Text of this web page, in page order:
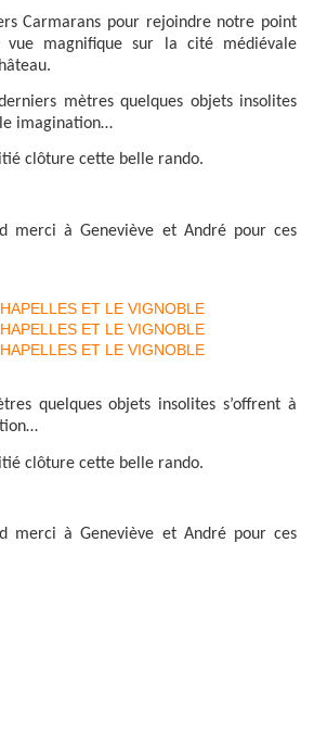
Carmarans pour rejoindre notre point
magnifique sur la cité médiévale
mètres quelques objets insolites
imagination…
cette belle rando.
Geneviève et André pour ces
quelques objets insolites s’offrent à
cette belle rando.
Geneviève et André pour ces